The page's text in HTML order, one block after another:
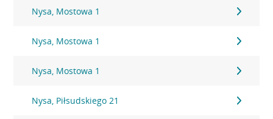
Nysa, Mostowa 1
Nysa, Mostowa 1
Nysa, Mostowa 1
Nysa, Piłsudskiego 21